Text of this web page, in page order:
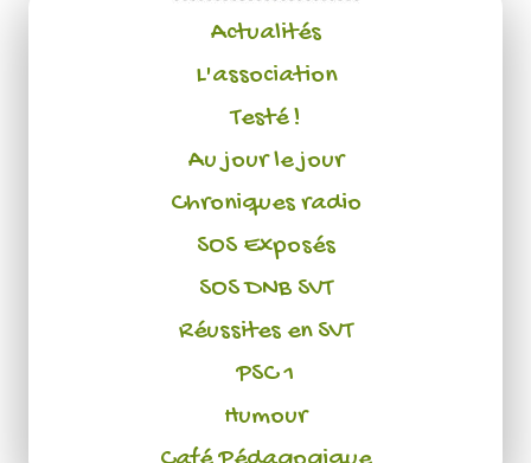
Actualités
L'association
Testé !
Au jour le jour
Chroniques radio
SOS Exposés
SOS DNB SVT
Réussites en SVT
PSC 1
Humour